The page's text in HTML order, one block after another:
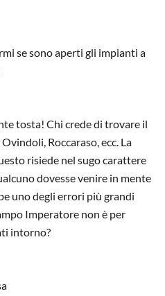
se sono aperti gli impianti a
tosta! Chi crede di trovare il
Roccaraso, ecc. La
risiede nel sugo carattere
dovesse venire in mente
uno degli errori più grandi
Imperatore non è per
intorno?